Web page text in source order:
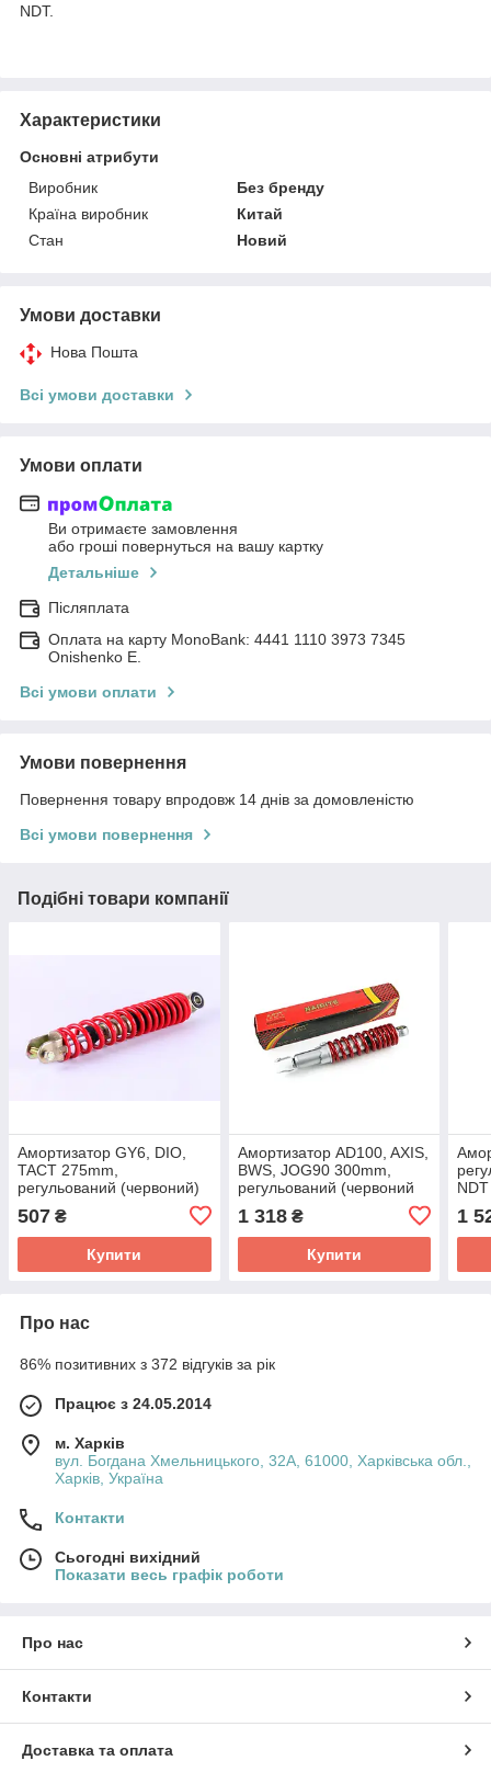
NDT.
Характеристики
Основні атрибути
Виробник
Без бренду
Країна виробник
Китай
Стан
Новий
Умови доставки
Нова Пошта
Всі умови доставки
Умови оплати
Ви отримаєте замовлення
або гроші повернуться на вашу картку
Детальніше
Післяплата
Оплата на карту MonoBank: 4441 1110 3973 7345
Onishenko E.
Всі умови оплати
Умови повернення
Повернення товару впродовж 14 днів за домовленістю
Всі умови повернення
Подібні товари компанії
Амортизатор GY6, DIO,
TACT 275mm,
регульований (червоний)
507 ₴
Купити
Амортизатор AD100, AXIS,
BWS, JOG90 300mm,
регульований (червоний
1 318₴
Купити
NDT
1
Про нас
86% позитивних з 372 відгуків за рік
Працює з 24.05.2014
м. Харків
вул. Богдана Хмельницького, 32А, 61000, Харківська обл.,
Харків, Україна
Контакти
Сьогодні вихідний
Показати весь графік роботи
Про нас
Контакти
Доставка та оплата